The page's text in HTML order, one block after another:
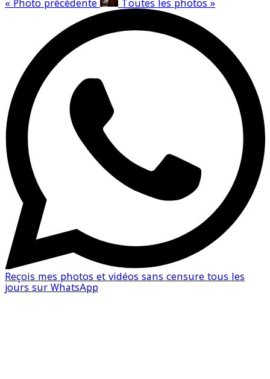
« Photo précédente Toutes les photos »
Reçois mes photos et vidéos sans censure tous les
jours sur WhatsApp